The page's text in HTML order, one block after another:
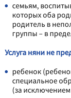
семьям,
которых оба
родитель в
группы – в
Услуга няни не
ребенок
специальное
(за